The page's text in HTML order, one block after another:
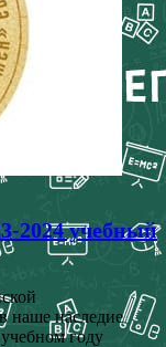
2024 учебный
наше наследие
году